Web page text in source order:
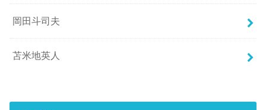
岡田斗司夫
苫米地英人